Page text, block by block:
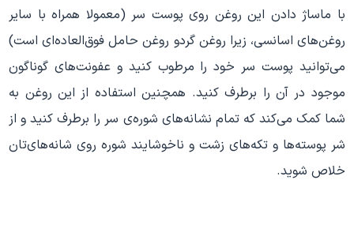
با ماساژ دادن این روغن روی پوست سر (معمولا همراه با سایر
روغن‌های اسانسی، زیرا روغن گردو روغن حامل فوق‌العاده‌ای است)
می‌توانید پوست سر خود را مرطوب کنید و عفونت‌های گوناگون
موجود در آن را برطرف کنید. همچنین استفاده از این روغن به
شما کمک می‌کند که تمام نشانه‌های شوره‌ی سر را برطرف کنید و از
شر پوسته‌ها و تکه‌های زشت و ناخوشایند شوره روی شانه‌های‌تان
خلاص شوید.